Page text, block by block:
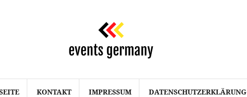
KONTAKT IMPRESSUM DATENSCHUTZERKLÄRUNG